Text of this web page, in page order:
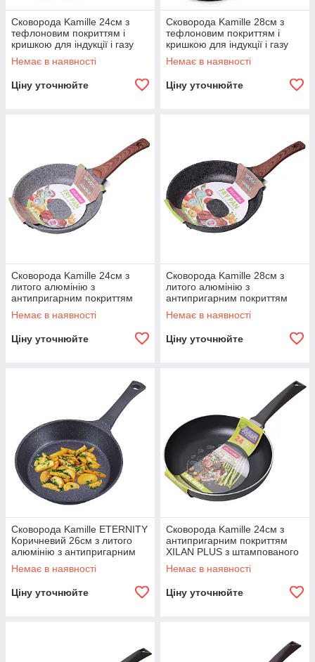
Сковорода Kamille 24см з
тефлоновим покриттям і
кришкою для індукції і газу
KM-4284
Немає в наявності
Ціну уточнюйте
Сковорода Kamille 28см з
тефлоновим покриттям і
кришкою для індукції і газу
KM-4288
Немає в наявності
Ціну уточнюйте
Сковорода Kamille 24см з
литого алюмінію з
антипригарним покриттям
граніт KM-4234W
Немає в наявності
Ціну уточнюйте
Сковорода Kamille 28см з
литого алюмінію з
антипригарним покриттям
граніт KM-4238W
Немає в наявності
Ціну уточнюйте
Сковорода Kamille ETERNITY
Коричневий 26см з литого
алюмінію з антипригарним
покриттям KM-4296
Немає в наявності
Ціну уточнюйте
Сковорода Kamille 24см з
антипригарним покриттям
XILAN PLUS з штампованого
алюмінію KM-4602
Немає в наявності
Ціну уточнюйте